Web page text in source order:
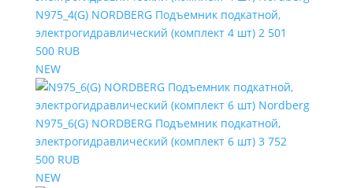
N975_4(G) NORDBERG Подъемник подкатной,
электрогидравлический (комплект 4 шт) 2 501
500 RUB
NEW
N975_6(G) NORDBERG Подъемник подкатной,
электрогидравлический (комплект 6 шт) 3 752
500 RUB
NEW